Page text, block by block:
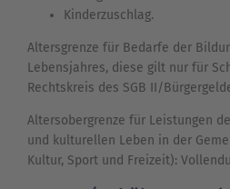
Kinderzuschlag.
Altersgrenze für Bedarfe der
Lebensjahres, diese gilt nur für
Rechtskreis des SGB II/
Altersobergrenze für Leistungen
und kulturellen Leben in der
Kultur, Sport und Freizeit):